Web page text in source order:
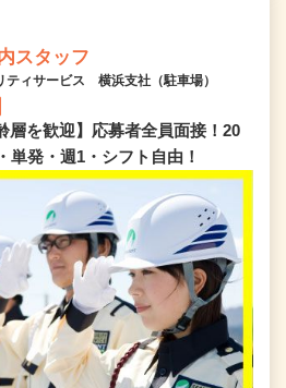
スタッフ
ティサービス 横浜支社（駐車場）
層を歓迎】応募者全員面接！20
単発・週1・シフト自由！